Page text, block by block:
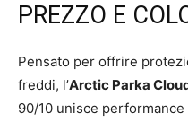
PREZZO E
Pensato per offrire
freddi, l’Arctic Parka
90/10 unisce